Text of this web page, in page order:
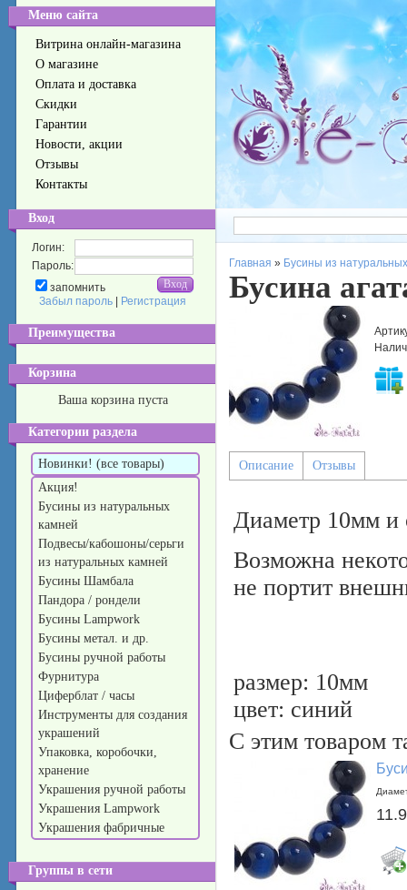
Меню сайта
Витрина онлайн-магазина
О магазине
Оплата и доставка
Скидки
Гарантии
Новости, акции
Отзывы
Контакты
Вход
Логин:
Пароль:
запомнить
Забыл пароль
Регистрация
Преимущества
Корзина
Ваша корзина пуста
Категории раздела
Новинки! (все товары)
Акция!
Бусины из натуральных
камней
Подвесы/кабошоны/серьги
из натуральных камней
Бусины Шамбала
Пандора / рондели
Бусины Lampwork
Бусины метал. и др.
Бусины ручной работы
Фурнитура
Циферблат / часы
Инструменты для создания
украшений
Упаковка, коробочки,
хранение
Украшения ручной работы
Украшения Lampwork
Украшения фабричные
Группы в сети
Главная » Бусины из
Бусина
Описание Отзывы
Диаметр 10мм
Возможна
не портит
размер: 10мм
цвет: синий
С этим товаром